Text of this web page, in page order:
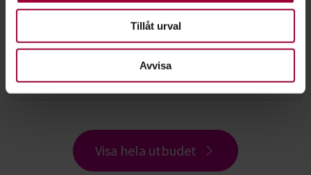
Tillåt urval
Avvisa
Fågelskådning: Tisdagsexkursion Stenö
Sandarne 2026-08-18
Visa hela utbudet